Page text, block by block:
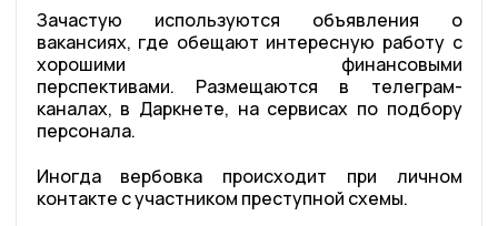
Зачастую используются объявления о
вакансиях, где обещают интересную работу с
хорошими финансовыми
перспективами. Размещаются в телеграм-
каналах, в Даркнете, на сервисах по подбору
персонала.
Иногда вербовка происходит при личном
контакте с участником преступной схемы.